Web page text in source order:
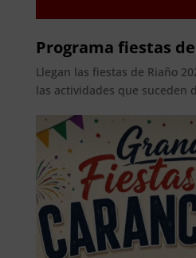
Programa fiestas
Llegan las fiestas de Riaño
las actividades que suceden